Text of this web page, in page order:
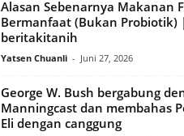
Alasan Sebenarnya Makanan
Bermanfaat (Bukan Probiotik) |
beritakitanih
Yatsen Chuanli - Juni 27, 2026
George W. Bush bergabung
Manningcast dan membahas
Eli dengan canggung